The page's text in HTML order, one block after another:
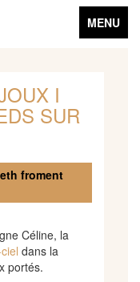
Toggle
navigation
MENU
I
SUR
froment
Céline, la
dans la
portés.